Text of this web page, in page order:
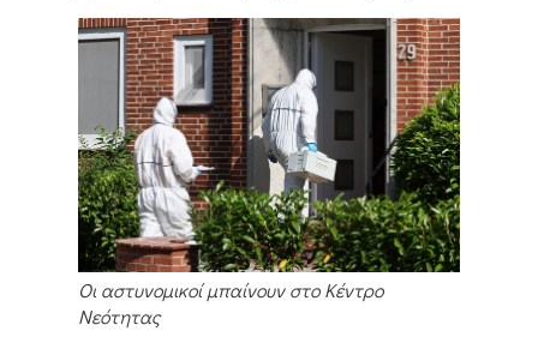
Οι αστυνομικοί μπαίνουν στο Κέντρο
Νεότητας